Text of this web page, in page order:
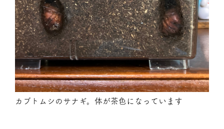
カブトムシのサナギ。体が茶色になっています